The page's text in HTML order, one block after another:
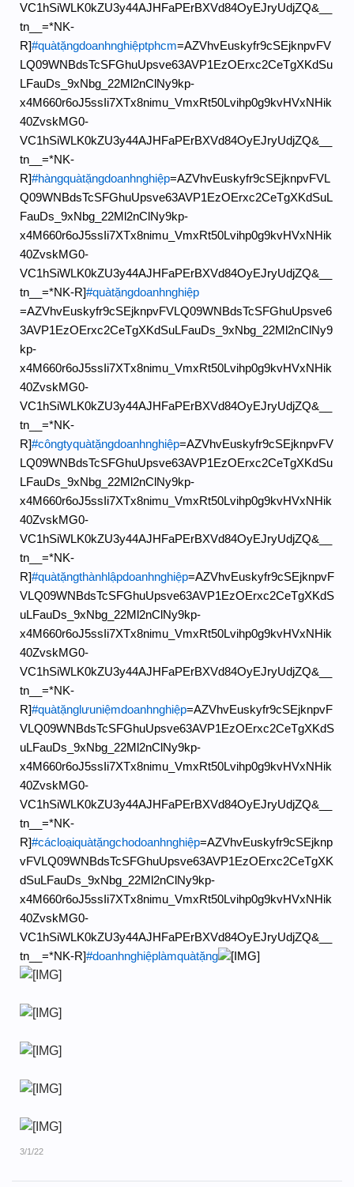
VC1hSiWLK0kZU3y44AJHFaPErBXVd84OyEJryUdjZQ&__
tn__=*NK-
R]#quàtặngdoanhnghiệptphcm=AZVhvEuskyfr9cSEjknpvFV
LQ09WNBdsTcSFGhuUpsve63AVP1EzOErxc2CeTgXKdSu
LFauDs_9xNbg_22Ml2nClNy9kp-
x4M660r6oJ5ssIi7XTx8nimu_VmxRt50Lvihp0g9kvHVxNHik
40ZvskMG0-
VC1hSiWLK0kZU3y44AJHFaPErBXVd84OyEJryUdjZQ&__
tn__=*NK-
R]#hàngquàtặngdoanhnghiệp=AZVhvEuskyfr9cSEjknpvFVL
Q09WNBdsTcSFGhuUpsve63AVP1EzOErxc2CeTgXKdSuL
FauDs_9xNbg_22Ml2nClNy9kp-
x4M660r6oJ5ssIi7XTx8nimu_VmxRt50Lvihp0g9kvHVxNHik
40ZvskMG0-
VC1hSiWLK0kZU3y44AJHFaPErBXVd84OyEJryUdjZQ&__
tn__=*NK-R]#quàtặngdoanhnghiệp
=AZVhvEuskyfr9cSEjknpvFVLQ09WNBdsTcSFGhuUpsve6
3AVP1EzOErxc2CeTgXKdSuLFauDs_9xNbg_22Ml2nClNy9
kp-
x4M660r6oJ5ssIi7XTx8nimu_VmxRt50Lvihp0g9kvHVxNHik
40ZvskMG0-
VC1hSiWLK0kZU3y44AJHFaPErBXVd84OyEJryUdjZQ&__
tn__=*NK-
R]#côngtyquàtặngdoanhnghiệp=AZVhvEuskyfr9cSEjknpvFV
LQ09WNBdsTcSFGhuUpsve63AVP1EzOErxc2CeTgXKdSu
LFauDs_9xNbg_22Ml2nClNy9kp-
x4M660r6oJ5ssIi7XTx8nimu_VmxRt50Lvihp0g9kvHVxNHik
40ZvskMG0-
VC1hSiWLK0kZU3y44AJHFaPErBXVd84OyEJryUdjZQ&__
tn__=*NK-
R]#quàtặngthànhlậpdoanhnghiệp=AZVhvEuskyfr9cSEjknpvF
VLQ09WNBdsTcSFGhuUpsve63AVP1EzOErxc2CeTgXKdS
uLFauDs_9xNbg_22Ml2nClNy9kp-
x4M660r6oJ5ssIi7XTx8nimu_VmxRt50Lvihp0g9kvHVxNHik
40ZvskMG0-
VC1hSiWLK0kZU3y44AJHFaPErBXVd84OyEJryUdjZQ&__
tn__=*NK-
R]#quàtặnglưuniệmdoanhnghiệp=AZVhvEuskyfr9cSEjknpvF
VLQ09WNBdsTcSFGhuUpsve63AVP1EzOErxc2CeTgXKdS
uLFauDs_9xNbg_22Ml2nClNy9kp-
x4M660r6oJ5ssIi7XTx8nimu_VmxRt50Lvihp0g9kvHVxNHik
40ZvskMG0-
VC1hSiWLK0kZU3y44AJHFaPErBXVd84OyEJryUdjZQ&__
tn__=*NK-
R]#cácloạiquàtặngchodoanhnghiệp=AZVhvEuskyfr9cSEjknp
vFVLQ09WNBdsTcSFGhuUpsve63AVP1EzOErxc2CeTgXK
dSuLFauDs_9xNbg_22Ml2nClNy9kp-
x4M660r6oJ5ssIi7XTx8nimu_VmxRt50Lvihp0g9kvHVxNHik
40ZvskMG0-
VC1hSiWLK0kZU3y44AJHFaPErBXVd84OyEJryUdjZQ&__
tn__=*NK-R]#doanhnghiệplàmquàtặng
3/1/22